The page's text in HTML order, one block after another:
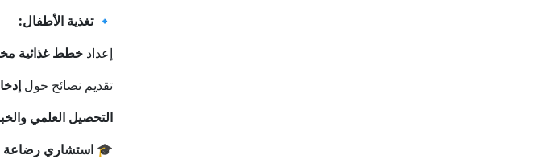
🔹تغذية الأطفال:
إعداد خطط غذائية
تقديم نصائح حول
التحصيل العلمي
🎓 استشاري رضاعة